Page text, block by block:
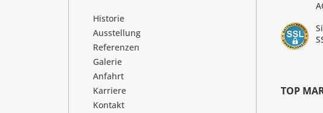
Historie
Ausstellung
Referenzen
Galerie
Anfahrt
Karriere
Kontakt
TOP